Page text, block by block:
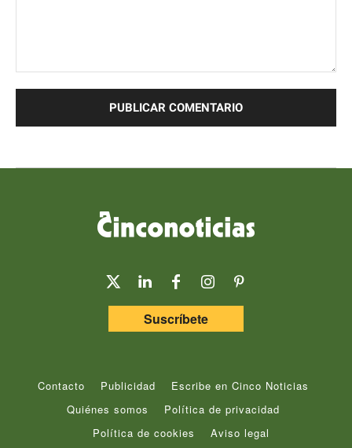
Suscríbete
Contacto Publicidad
Escribe en Cinco Noticias
Quiénes somos
Política de privacidad
Política de cookies
Aviso legal